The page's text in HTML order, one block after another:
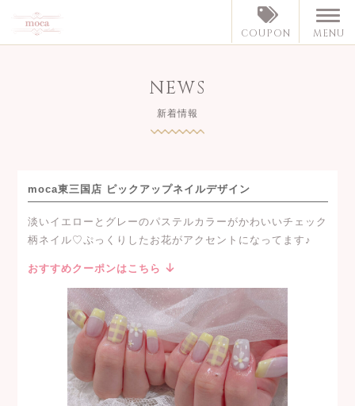
COUPON MENU
NEWS
新着情報
moca東三国店 ピックアップネイルデザイン
淡いイエローとグレーのパステルカラーがかわいいチェック
柄ネイル♡ぷっくりしたお花がアクセントになってます♪
おすすめクーポンはこちら